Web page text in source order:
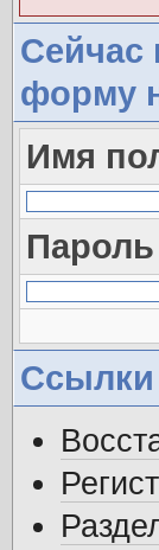
Сейчас
форму
Имя
Пароль
Ссылки